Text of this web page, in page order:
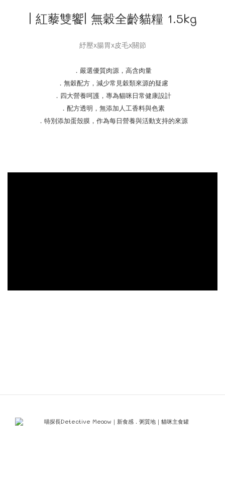
| 紅藜雙饗| 無穀全齡貓糧 1.5kg
紓壓x腸胃x皮毛x關節
．嚴選優質肉源，高含肉量
．無穀配方，減少常見穀類來源的疑慮
．四大營養呵護，專為貓咪日常健康設計
．配方透明，無添加人工香料與色素
．特別添加蛋殼膜，作為每日營養與活動支持的來源